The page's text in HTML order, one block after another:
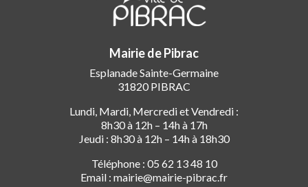
Mairie de Pibrac
Esplanade Sainte-Germaine
31820 PIBRAC
Lundi, Mardi, Mercredi et Vendredi :
8h30 à 12h – 14h à 17h
Jeudi : 8h30 à 12h – 14h à 18h30
Téléphone : 05 62 13 48 10
Email : mairie@mairie-pibrac.fr